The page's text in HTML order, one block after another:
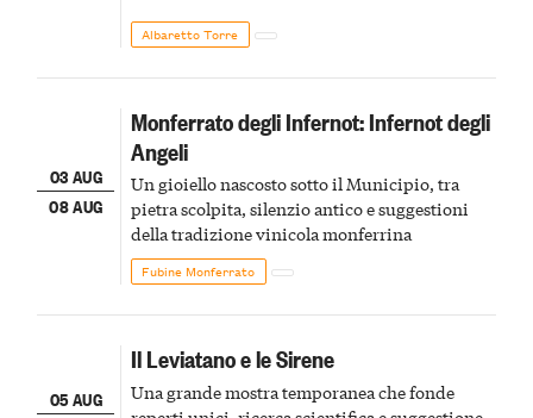
Albaretto Torre
03 AUG
08 AUG
Monferrato degli Infernot: Infernot degli
Angeli
Un gioiello nascosto sotto il Municipio, tra
pietra scolpita, silenzio antico e suggestioni
della tradizione vinicola monferrina
Fubine Monferrato
05 AUG
Il Leviatano e le Sirene
Una grande mostra temporanea che fonde